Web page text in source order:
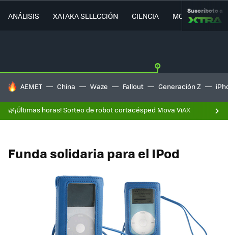
ANÁLISIS XATAKA SELECCIÓN CIENCIA MOVILIDAD
Suscríbete a
HOY SE HABLA DE
AEMET China Waze Fallout Generación Z
🌿¡Últimas horas! Sorteo de robot cortacésped Mova ViAX
Funda solidaria para el IPod